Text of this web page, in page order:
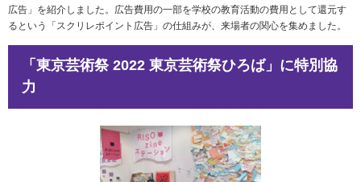
広告」を紹介しました。広告費用の一部を学校の教育活動の費用として還元す
るという「スクリレポイント広告」の仕組みが、来場者の関心を集めました。
「東京芸術祭 2022 東京芸術祭ひろば」に特別協
力